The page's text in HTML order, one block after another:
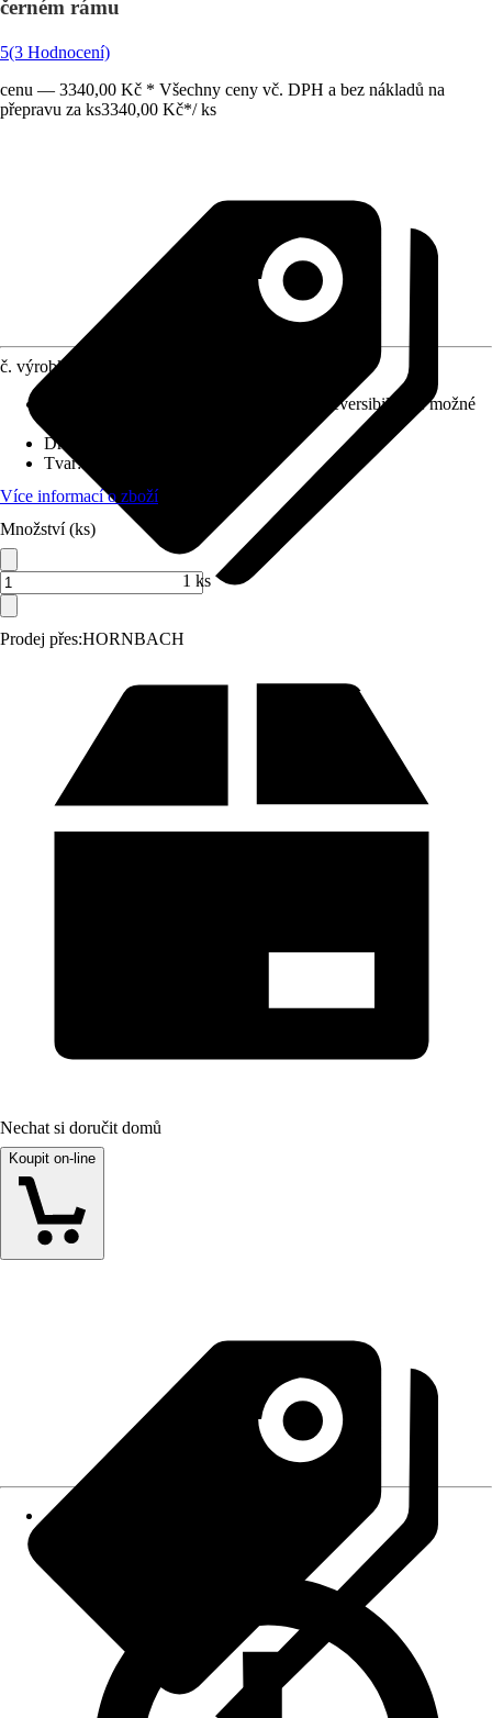
černém rámu
5(3 Hodnocení)
cenu — 3340,00 Kč * Všechny ceny vč. DPH a bez nákladů na
přepravu za ks3340,00 Kč*/ ks
Prodej přes:HORNBACH
č. výrobku
S hliníkovým rámem, Reversibilní (je možné
Druh ochrany
Tvar:
Více informací o zboží
Množství (ks)
1 ks
Nechat si doručit domů
Koupit on-line